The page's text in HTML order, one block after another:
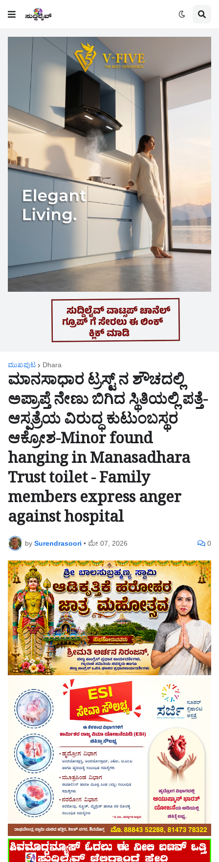
ಮುಖಪುಟ Dhara
ಮಾನಸಾಧಾರ ಟ್ರಸ್ಟ್ ನ ಶೌಚದಲ್ಲಿ
ಅಪ್ರಾಪ್ತೆ ನೇಣು ಬಿಗಿದ ಸ್ಥಿತಿಯಲ್ಲಿ ಪತ್ತೆ-
ಆಸ್ಪತ್ರೆಯ ವಿರುದ್ಧ ಕುಟುಂಬಸ್ಥರ
ಆಕ್ರೋಶ-Minor found
hanging in Manasadhara
Trust toilet - Family
members express anger
against hospital
by Surendrasoori • ಮೇ 07, 2026 0